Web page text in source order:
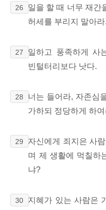
26
일을 할 때 너무 재간
허세를 부리지 말아라.
27
일하고 풍족하게 사
빈털터리보다 낫다.
28
너는 들어라, 자존심
가하되 정당하게 하여
29
자신에게 죄지은 사
며 제 생활에 먹칠하
냐?
30
지혜가 있는 사람은